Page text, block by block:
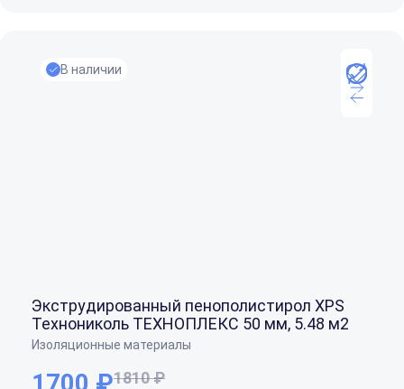
В наличии
Экструдированный пенополистирол XPS
Технониколь ТЕХНОПЛЕКС 50 мм, 5.48 м2
Изоляционные материалы
1810 ₽